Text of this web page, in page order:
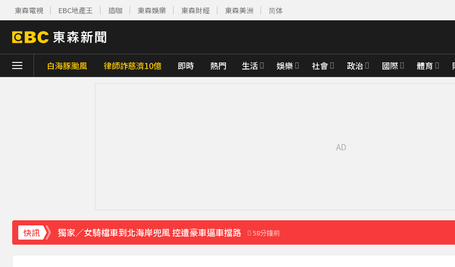
東森電視 EBC地產王 造咖 東森娛樂 東森財經 東森美洲 简体
白海豚颱風 律師詐慈濟10億 即時 熱門 生活 娛樂 社會 政治 國際 體育
快訊 獨家／女騎檔車到北海岸兜風 控遭豪車逼車擋路 58分鐘前
《理財達人秀》X 安聯投信免費講座報名中！搶先卡位 2027